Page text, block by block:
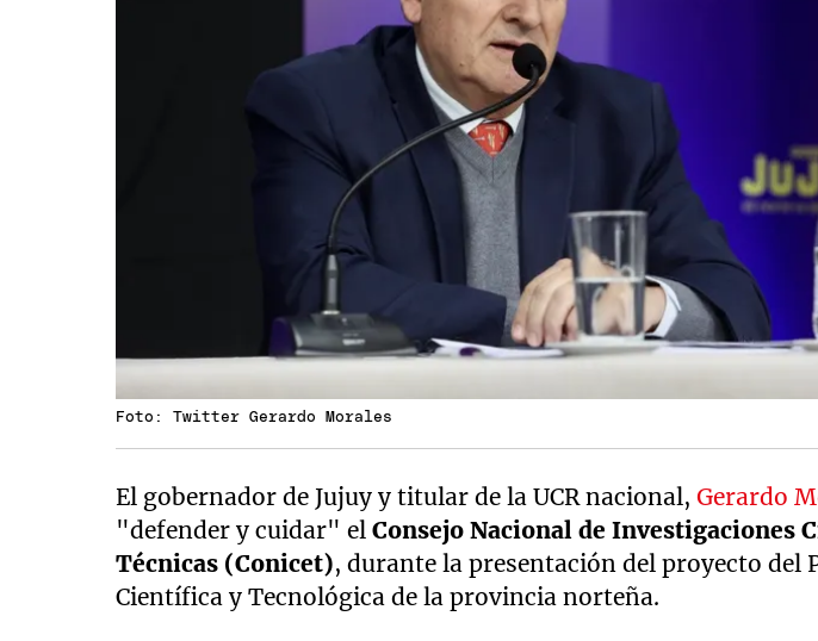
Foto: Twitter Gerardo Morales
El gobernador de Jujuy y titular de la UCR nacional,Gerardo
"defender y cuidar" elConsejo Nacional de Investigaciones
Técnicas (Conicet), durante la presentación del proyecto del
Científica y Tecnológica de la provincia norteña.